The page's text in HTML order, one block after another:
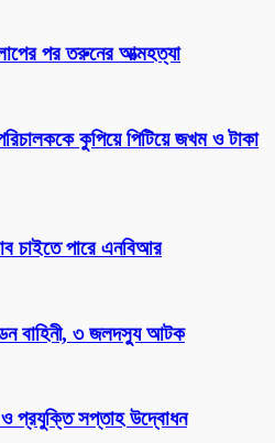
পর তরুনের আত্মহত্যা
কুপিয়ে পিটিয়ে জখম ও টাকা
চাইতে পারে এনবিআর
বাহিনী, ৩ জলদস্যু আটক
ও প্রযুক্তি সপ্তাহ উদ্বোধন